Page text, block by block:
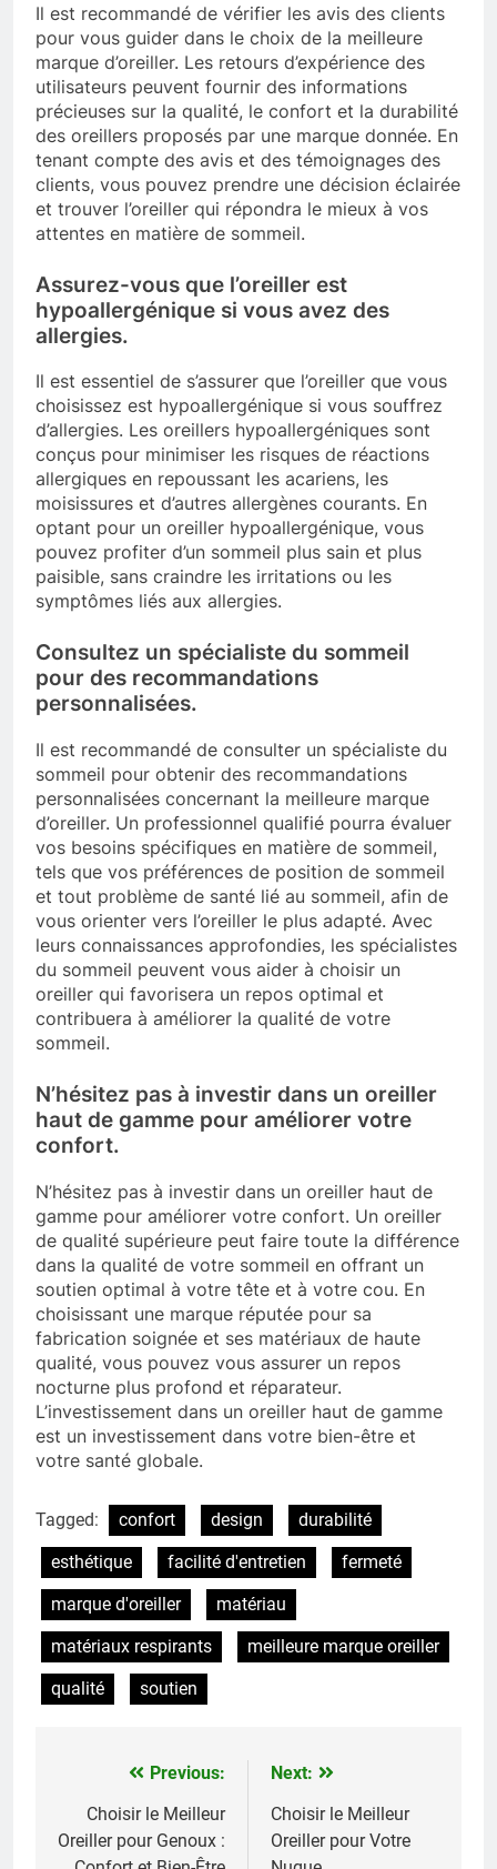
Il est recommandé de vérifier les avis des clients
pour vous guider dans le choix de la meilleure
marque d’oreiller. Les retours d’expérience des
utilisateurs peuvent fournir des informations
précieuses sur la qualité, le confort et la durabilité
des oreillers proposés par une marque donnée. En
tenant compte des avis et des témoignages des
clients, vous pouvez prendre une décision éclairée
et trouver l’oreiller qui répondra le mieux à vos
attentes en matière de sommeil.
Assurez-vous que l’oreiller est
hypoallergénique si vous avez des
allergies.
Il est essentiel de s’assurer que l’oreiller que vous
choisissez est hypoallergénique si vous souffrez
d’allergies. Les oreillers hypoallergéniques sont
conçus pour minimiser les risques de réactions
allergiques en repoussant les acariens, les
moisissures et d’autres allergènes courants. En
optant pour un oreiller hypoallergénique, vous
pouvez profiter d’un sommeil plus sain et plus
paisible, sans craindre les irritations ou les
symptômes liés aux allergies.
Consultez un spécialiste du sommeil
pour des recommandations
personnalisées.
Il est recommandé de consulter un spécialiste du
sommeil pour obtenir des recommandations
personnalisées concernant la meilleure marque
d’oreiller. Un professionnel qualifié pourra évaluer
vos besoins spécifiques en matière de sommeil,
tels que vos préférences de position de sommeil
et tout problème de santé lié au sommeil, afin de
vous orienter vers l’oreiller le plus adapté. Avec
leurs connaissances approfondies, les spécialistes
du sommeil peuvent vous aider à choisir un
oreiller qui favorisera un repos optimal et
contribuera à améliorer la qualité de votre
sommeil.
N’hésitez pas à investir dans un oreiller
haut de gamme pour améliorer votre
confort.
N’hésitez pas à investir dans un oreiller haut de
gamme pour améliorer votre confort. Un oreiller
de qualité supérieure peut faire toute la différence
dans la qualité de votre sommeil en offrant un
soutien optimal à votre tête et à votre cou. En
choisissant une marque réputée pour sa
fabrication soignée et ses matériaux de haute
qualité, vous pouvez vous assurer un repos
nocturne plus profond et réparateur.
L’investissement dans un oreiller haut de gamme
est un investissement dans votre bien-être et
votre santé globale.
Tagged: confort design
durabilité
esthétique
facilité d'entretien
fermeté
marque d'oreiller
matériau
matériaux respirants
meilleure marque oreiller
qualité
soutien
Navigation
l’article
Previous:
Choisir le Meilleur
Oreiller pour Genoux :
Next:
Choisir le Meilleur
Oreiller pour Votre